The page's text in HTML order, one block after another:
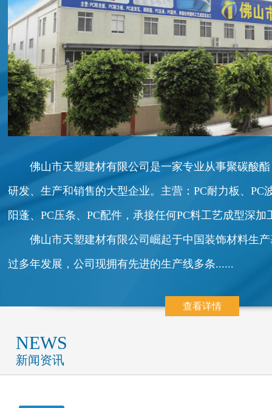
佛山市天塑建材有限公司是一家专业从事聚碳酸
研发、生产和销售的大型企业。主营：PC耐力板、PC
阳蓬、PC压条、PC配件，承接任何PC料工艺成型深加
佛山市天塑建材有限公司崛起于中国装饰材料生
过多年发展，公司现拥有先进的生产线多条......
查看详情
NEWS
新闻资讯